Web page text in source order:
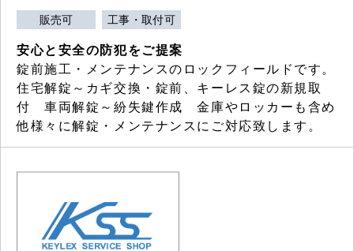
販売可 工事・取付可
安心と安全の防犯をご提案
錠前施工・メンテナンスのロックフィールドです。
住宅解錠～カギ交換・錠前、キーレス錠の新規取
付 車両解錠～紛失鍵作成 金庫やロッカーも含め
他様々に解錠・メンテナンスにご対応致します。